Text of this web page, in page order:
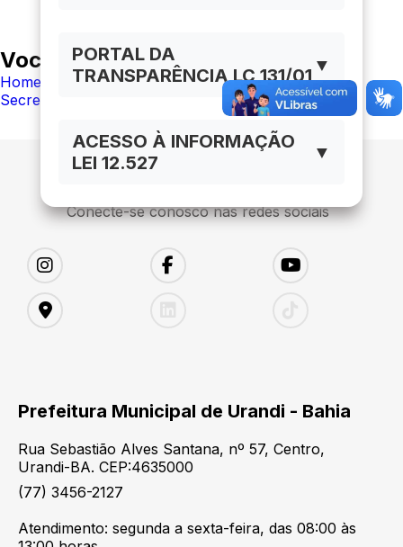
PORTAL DA
TRANSPARÊNCIA LC 131/01 ▼
ACESSO À INFORMAÇÃO
LEI 12.527
▼
Você está navegando em:
Home
Secretarias
Conecte-se conosco nas redes sociais
Prefeitura Municipal de Urandi - Bahia
Rua Sebastião Alves Santana, nº 57, Centro,
Urandi-BA. CEP:4635000
(77) 3456-2127
Atendimento: segunda a sexta-feira, das 08:00 às